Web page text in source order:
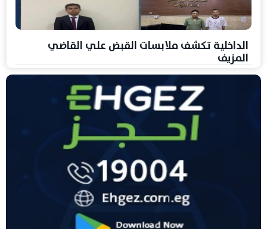
الداخلية تكشف ملابسات القبض علي القاضي
المزيف